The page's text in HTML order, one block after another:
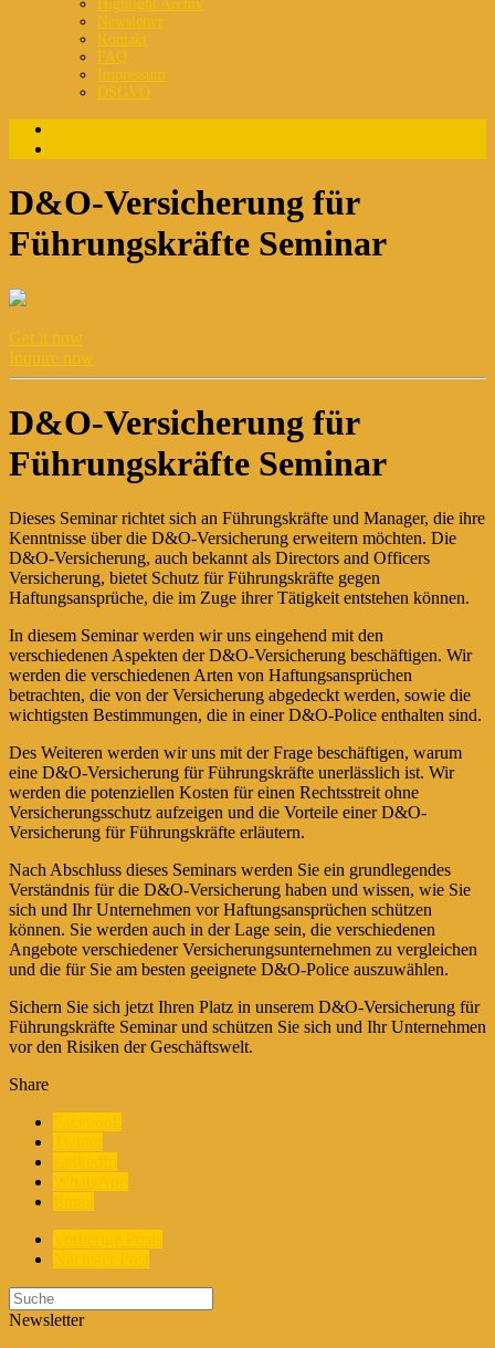
Highlight Archiv
Newsletter
Kontakt
FAQ
Impressum
DSGVO
D&O-Versicherung für
Führungskräfte Seminar
Get it now
Inquire now
D&O-Versicherung für
Führungskräfte Seminar
Dieses Seminar richtet sich an Führungskräfte und Manager, die ihre
Kenntnisse über die D&O-Versicherung erweitern möchten. Die
D&O-Versicherung, auch bekannt als Directors and Officers
Versicherung, bietet Schutz für Führungskräfte gegen
Haftungsansprüche, die im Zuge ihrer Tätigkeit entstehen können.
In diesem Seminar werden wir uns eingehend mit den
verschiedenen Aspekten der D&O-Versicherung beschäftigen. Wir
werden die verschiedenen Arten von Haftungsansprüchen
betrachten, die von der Versicherung abgedeckt werden, sowie die
wichtigsten Bestimmungen, die in einer D&O-Police enthalten sind.
Des Weiteren werden wir uns mit der Frage beschäftigen, warum
eine D&O-Versicherung für Führungskräfte unerlässlich ist. Wir
werden die potenziellen Kosten für einen Rechtsstreit ohne
Versicherungsschutz aufzeigen und die Vorteile einer D&O-
Versicherung für Führungskräfte erläutern.
Nach Abschluss dieses Seminars werden Sie ein grundlegendes
Verständnis für die D&O-Versicherung haben und wissen, wie Sie
sich und Ihr Unternehmen vor Haftungsansprüchen schützen
können. Sie werden auch in der Lage sein, die verschiedenen
Angebote verschiedener Versicherungsunternehmen zu vergleichen
und die für Sie am besten geeignete D&O-Police auszuwählen.
Sichern Sie sich jetzt Ihren Platz in unserem D&O-Versicherung für
Führungskräfte Seminar und schützen Sie sich und Ihr Unternehmen
vor den Risiken der Geschäftswelt.
Share
Newsletter